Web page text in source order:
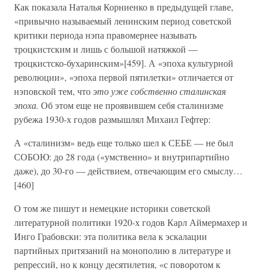
Как показала Наталья Корниенко в предыдущей главе,
«привычно называемый ленинским период советской
критики периода нэпа правомернее называть
троцкистским и лишь с большой натяжкой —
троцкистско-бухаринским»[459]. А «эпоха культурной
революции», «эпоха первой пятилетки» отличается от
нэповской тем, чтоэто уже собственно сталинская
эпоха. Об этом еще не проявившем себя сталинизме
рубежа 1930-х годов размышлял Михаил Гефтер:
А «сталинизм» ведь еще только шел к СЕБЕ — не был
СОБОЮ: до 28 года («умственно» и внутрипартийно
даже), до 30-го — действием, отвечающим его смыслу…
[460]
О том же пишут и немецкие историки советской
литературной политики 1920-х годов Карл Аймермахер и
Инго Грабовски: эта политика вела к эскалации
партийных притязаний на монополию в литературе и
репрессий, но к концу десятилетия, «с поворотом к